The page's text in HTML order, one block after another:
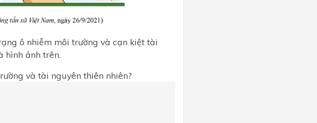
ô nhiễm môi trường và cạn kiệt tài
hình ảnh trên.
và tài nguyên thiên nhiên?